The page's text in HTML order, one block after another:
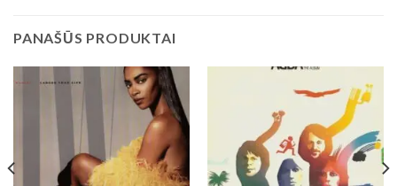
PANAŠŪS PRODUKTAI